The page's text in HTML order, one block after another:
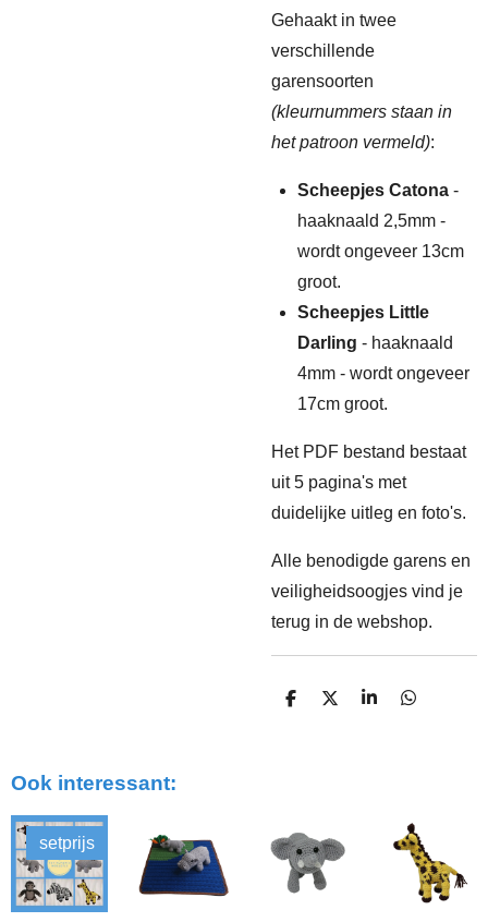
Gehaakt in twee
verschillende
garensoorten
(kleurnummers staan in
het patroon vermeld):
Scheepjes Catona -
haaknaald 2,5mm -
wordt ongeveer 13cm
groot.
Scheepjes Little
Darling - haaknaald
4mm - wordt ongeveer
17cm groot.
Het PDF bestand bestaat
uit 5 pagina's met
duidelijke uitleg en foto's.
Alle benodigde garens en
veiligheidsoogjes vind je
terug in de webshop.
D
D
S
D
Ook interessant:
setprijs